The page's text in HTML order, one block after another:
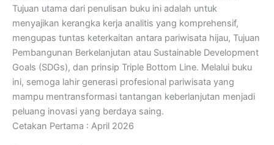
Tujuan utama dari penulisan buku ini adalah untuk
menyajikan kerangka kerja analitis yang komprehensif,
mengupas tuntas keterkaitan antara pariwisata hijau, Tujuan
Pembangunan Berkelanjutan atau Sustainable Development
Goals (SDGs), dan prinsip Triple Bottom Line. Melalui buku
ini, semoga lahir generasi profesional pariwisata yang
mampu mentransformasi tantangan keberlanjutan menjadi
peluang inovasi yang berdaya saing.
Cetakan Pertama : April 2026